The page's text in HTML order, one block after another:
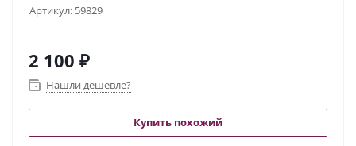
Артикул: 59829
2 100 ₽
Нашли дешевле?
Купить похожий